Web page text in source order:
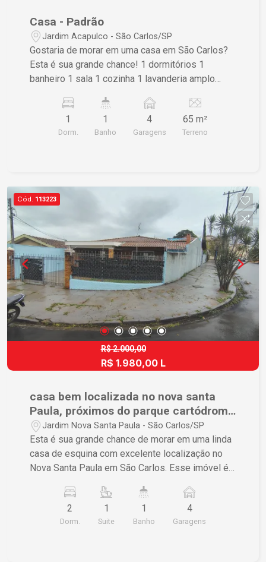
Casa - Padrão
Jardim Acapulco - São Carlos/SP
Gostaria de morar em uma casa em São Carlos?
Esta é sua grande chance! 1 dormitórios 1
banheiro 1 sala 1 cozinha 1 lavanderia amplo
1
Dorm.
1
Banho
4
Garagens
65 m²
Terreno
Cód. 113223
R$ 2.000,00
R$ 1.980,00 L
casa bem localizada no nova santa
Paula, próximos do parque cartódromo
e USP .
Jardim Nova Santa Paula - São Carlos/SP
Esta é sua grande chance de morar em uma linda
casa de esquina com excelente localização no
Nova Santa Paula em São Carlos. Esse imóvel é
momentos junto de sua família. 1 Área de serviço
1 Banheiro 1 Cozinha 2 Dormitórios, sendo 1
suíte (Podendo ser feito o terceiro) 1 Salas 1
2
Dorm.
1
Suite
1
Banho
4
Garagens